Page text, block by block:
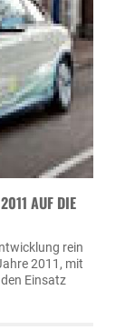
AUF DIE
rein
2011, mit
Einsatz